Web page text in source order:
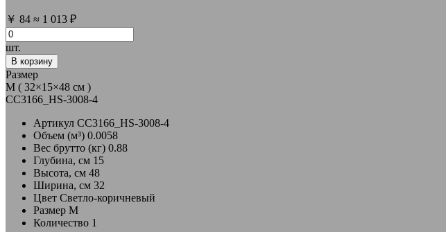
￥ 84 ≈ 1 013 ₽
шт.
В корзину
Размер
M ( 32×15×48 см )
CC3166_HS-3008-4
Артикул CC3166_HS-3008-4
Объем (м³) 0.0058
Вес брутто (кг) 0.88
Глубина, см 15
Высота, см 48
Ширина, см 32
Цвет Светло-коричневый
Размер M
Количество 1